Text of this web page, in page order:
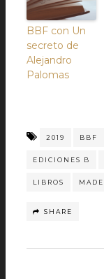
BBF con Un
secreto de
Alejandro
Palomas
2019 BBF
EDICIONES B
LIBROS
SHARE